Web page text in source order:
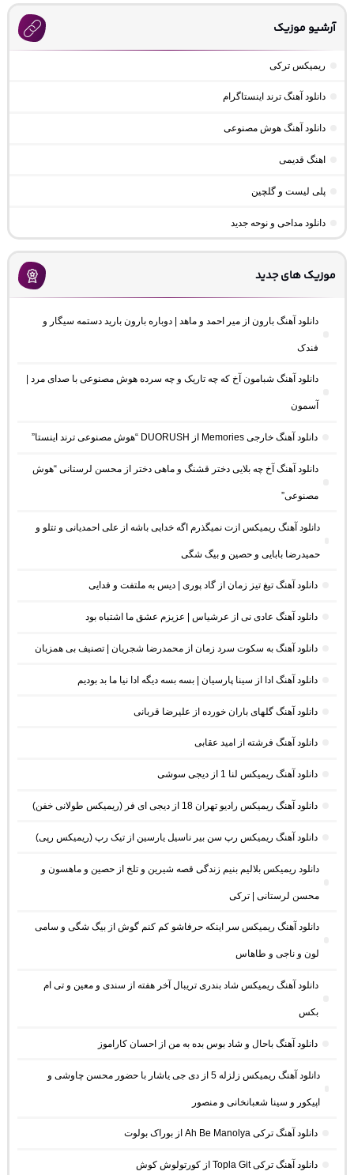
آرشیو موزیک
ریمیکس ترکی
دانلود آهنگ ترند اینستاگرام
دانلود آهنگ هوش مصنوعی
اهنگ قدیمی
پلی لیست و گلچین
دانلود مداحی و نوحه جدید
موزیک های جدید
دانلود آهنگ بارون از میر احمد و ماهد | دوباره بارون بارید دستمه سیگار و
فندک
دانلود آهنگ شبامون آخ که چه تاریک و چه سرده هوش مصنوعی با صدای مرد |
آسمون
دانلود آهنگ خارجی Memories از DUORUSH “هوش مصنوعی ترند اینستا”
دانلود آهنگ آخ چه بلایی دختر قشنگ و ماهی دختر از محسن لرستانی “هوش
مصنوعی”
دانلود آهنگ ریمیکس ازت نمیگذرم اگه خدایی باشه از علی احمدیانی و تتلو و
حمیدرضا بابایی و حصین و بیگ شگی
دانلود آهنگ تیغ تیز زمان از گاد پوری | دیس به ملتفت و فدایی
دانلود آهنگ عادی نی از عرشیاس | عزیزم عشق ما اشتباه بود
دانلود آهنگ به سکوت سرد زمان از محمدرضا شجریان | تصنیف بی همزبان
دانلود آهنگ ادا از سینا پارسیان | بسه بسه دیگه ادا نیا ما بد بودیم
دانلود آهنگ گلهای باران خورده از علیرضا قربانی
دانلود آهنگ فرشته از امید عقابی
دانلود آهنگ ریمیکس لنا 1 از دیجی سوشی
دانلود آهنگ ریمیکس رادیو تهران 18 از دیجی ای فر (ریمیکس طولانی خفن)
دانلود آهنگ ریمیکس رپ سن بیر ناسیل یارسین از تیک رپ (ریمیکس رپی)
دانلود ریمیکس بلالیم بنیم زندگی قصه شیرین و تلخ از حصین و ماهسون و
محسن لرستانی | ترکی
دانلود آهنگ ریمیکس سر اینکه حرفاشو کم کنم گوش از بیگ شگی و سامی
لون و ناجی و طاهاس
دانلود آهنگ ریمیکس شاد بندری تریبال آخر هفته از سندی و معین و تی ام
بکس
دانلود آهنگ باحال و شاد بوس بده به من از احسان کاراموز
دانلود آهنگ ریمیکس زلزله 5 از دی جی یاشار با حضور محسن چاوشی و
اپیکور و سینا شعبانخانی و منصور
دانلود آهنگ ترکی Ah Be Manolya از بوراک بولوت
دانلود آهنگ ترکی Topla Git از کورتولوش کوش